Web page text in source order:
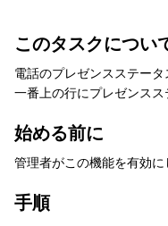
このタスクについ
電話のプレゼンスステー
一番上の行にプレゼンスス
始める前に
管理者がこの機能を有効に
手順